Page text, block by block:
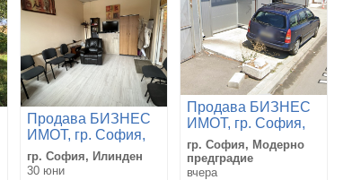
Продава БИЗНЕС
ИМОТ, гр. София,
Илинден
гр. София, Илинден
30 юни
Продава БИЗНЕС
ИМОТ, гр. София,
Модерно
предградие
гр. София, Модерно
предградие
вчера